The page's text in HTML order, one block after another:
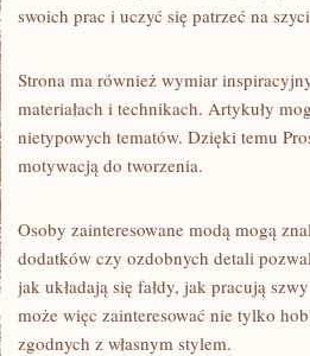
swoich prac i uczyć się patrzeć na
Strona ma również wymiar
materiałach i technikach. Artykuły
nietypowych tematów. Dzięki temu
motywacją do tworzenia.
Osoby zainteresowane modą mogą
dodatków czy ozdobnych detali
jak układają się fałdy, jak pracują
może więc zainteresować nie tylko
zgodnych z własnym stylem.